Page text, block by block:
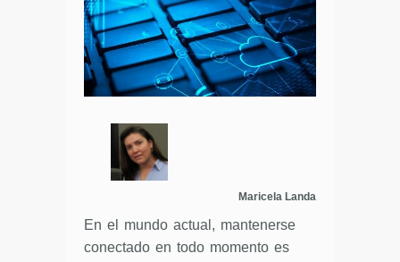
Maricela Landa
En el mundo actual, mantenerse
conectado en todo momento es